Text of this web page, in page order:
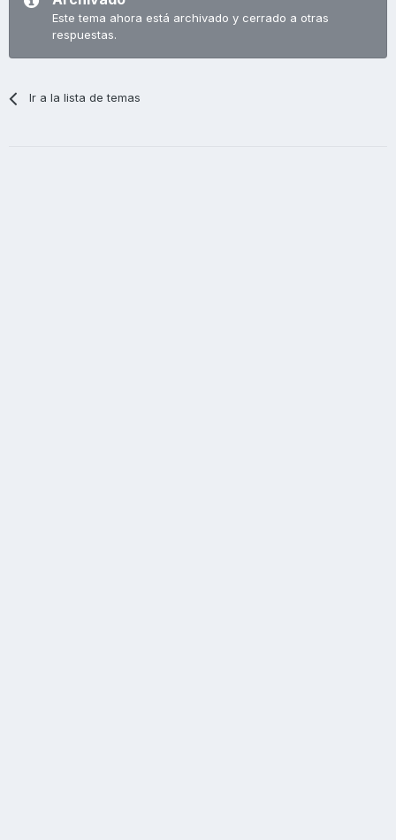
Este tema ahora está archivado y cerrado a otras
respuestas.
Ir a la lista de temas